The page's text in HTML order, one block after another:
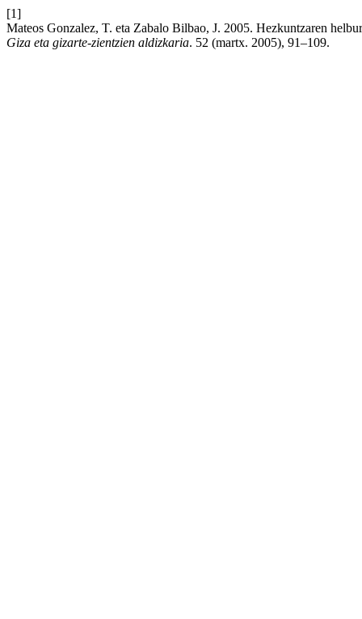
[1]
Mateos Gonzalez, T. eta Zabalo Bilbao, J. 2005. Hezkuntzaren
Giza eta gizarte-zientzien aldizkaria. 52 (martx. 2005), 91–109.